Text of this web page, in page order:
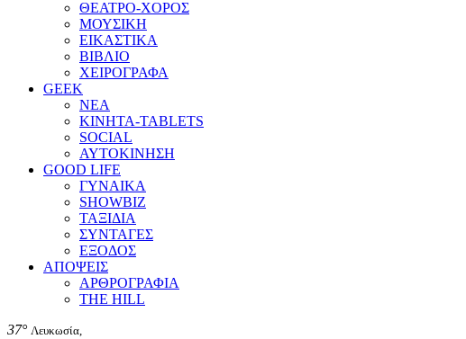
ΘΕΑΤΡΟ-ΧΟΡΟΣ
ΜΟΥΣΙΚΗ
ΕΙΚΑΣΤΙΚΑ
ΒΙΒΛΙΟ
ΧΕΙΡΟΓΡΑΦΑ
GEEK
ΝΕΑ
ΚΙΝΗΤΑ-TABLETS
SOCIAL
ΑΥΤΟΚΙΝΗΣΗ
GOOD LIFE
ΓΥΝΑΙΚΑ
SHOWBIZ
ΤΑΞΙΔΙΑ
ΣΥΝΤΑΓΕΣ
ΕΞΟΔΟΣ
ΑΠΟΨΕΙΣ
ΑΡΘΡΟΓΡΑΦΙΑ
THE HILL
37° Λευκωσία,